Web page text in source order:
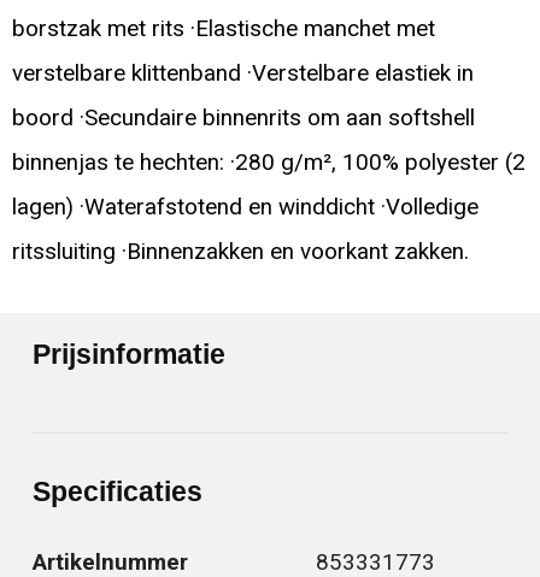
borstzak met rits ·Elastische manchet met
verstelbare klittenband ·Verstelbare elastiek in
boord ·Secundaire binnenrits om aan softshell
binnenjas te hechten: ·280 g/m², 100% polyester (2
lagen) ·Waterafstotend en winddicht ·Volledige
ritssluiting ·Binnenzakken en voorkant zakken.
Prijsinformatie
Specificaties
Artikelnummer 853331773